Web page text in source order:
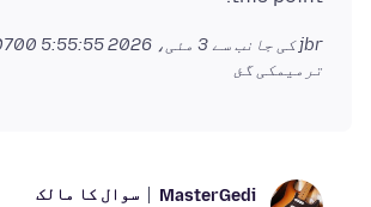
jbr کی جانب سے 3 مئی، 2026 5:55:55 AM -0700
ترمیمکی گئ
MasterGedi سوال کا مالک